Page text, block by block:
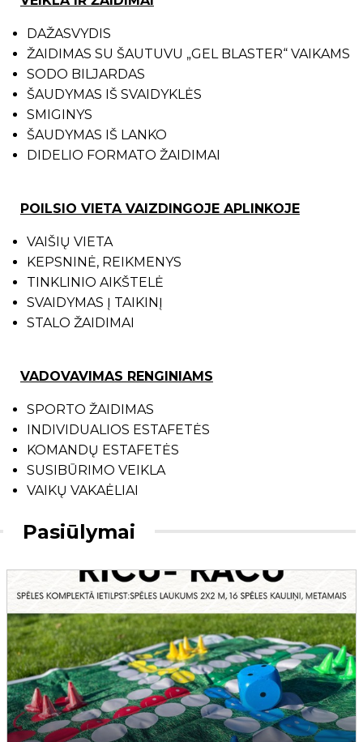
DAŽASVYDIS
ŽAIDIMAS SU ŠAUTUVU „GEL BLASTER“ VAIKAMS
SODO BILJARDAS
ŠAUDYMAS IŠ SVAIDYKLĖS
SMIGINYS
ŠAUDYMAS IŠ LANKO
DIDELIO FORMATO ŽAIDIMAI
POILSIO VIETA VAIZDINGOJE APLINKOJE
VAIŠIŲ VIETA
KEPSNINĖ, REIKMENYS
TINKLINIO AIKŠTELĖ
SVAIDYMAS Į TAIKINĮ
STALO ŽAIDIMAI
VADOVAVIMAS RENGINIAMS
SPORTO ŽAIDIMAS
INDIVIDUALIOS ESTAFETĖS
KOMANDŲ ESTAFETĖS
SUSIBŪRIMO VEIKLA
VAIKŲ VAKAĖLIAI
Pasiūlymai